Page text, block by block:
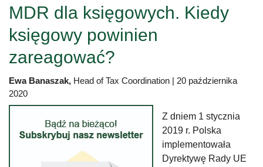
MDR dla księgowych. Kiedy
księgowy powinien
zareagować?
Ewa Banaszak, Head of Tax Coordination | 20 października
2020
Z dniem 1 stycznia
2019 r. Polska
implementowała
Dyrektywę Rady UE